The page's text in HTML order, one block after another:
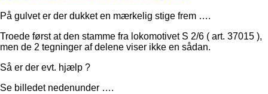
På gulvet er der dukket en mærkelig stige frem ….
Troede først at den stamme fra lokomotivet S 2/6 ( art. 37015 ),
men de 2 tegninger af delene viser ikke en sådan.
Så er der evt. hjælp ?
Se billedet nedenunder ….